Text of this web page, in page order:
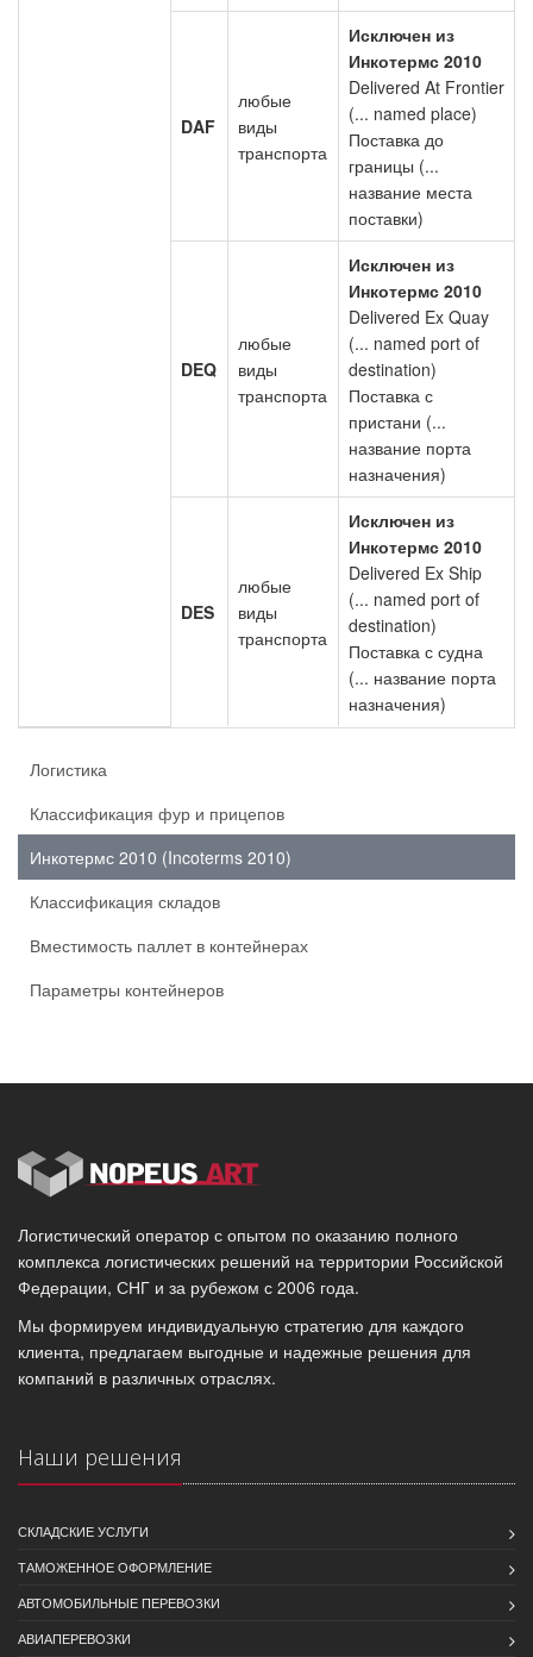
DAF
любые
виды
транспорта
Исключен из
Инкотермс 2010
Delivered At Frontier
(... named place)
Поставка до
границы (...
название места
поставки)
DEQ
любые
виды
транспорта
Исключен из
Инкотермс 2010
Delivered Ex Quay
(... named port of
destination)
Поставка с
пристани (...
название порта
назначения)
DES
любые
виды
транспорта
Исключен из
Инкотермс 2010
Delivered Ex Ship
(... named port of
destination)
Поставка с судна
(... название порта
назначения)
Логистика
Классификация фур и прицепов
Инкотермс 2010 (Incoterms 2010)
Классификация складов
Вместимость паллет в контейнерах
Параметры контейнеров
Логистический оператор с опытом по оказанию полного
комплекса логистических решений на территории Российской
Федерации, СНГ и за рубежом с 2006 года.
Мы формируем индивидуальную стратегию для каждого
клиента, предлагаем выгодные и надежные решения для
компаний в различных отраслях.
Наши решения
СКЛАДСКИЕ УСЛУГИ
ТАМОЖЕННОЕ ОФОРМЛЕНИЕ
АВТОМОБИЛЬНЫЕ ПЕРЕВОЗКИ
АВИАПЕРЕВОЗКИ